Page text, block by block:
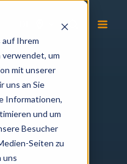
Ihrem
verwendet, um
mit unserer
uns an Sie
Informationen,
und um
Besucher
Seiten zu
uns